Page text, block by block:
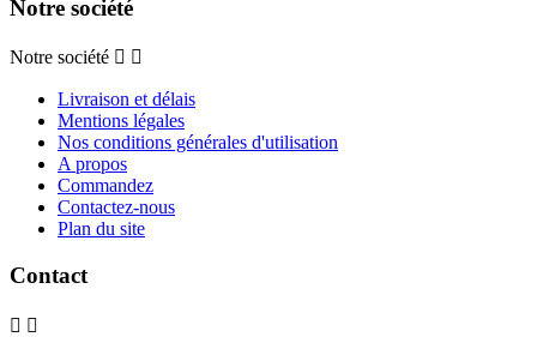
Notre société
Notre société  
Livraison et délais
Mentions légales
Nos conditions générales d'utilisation
A propos
Commandez
Contactez-nous
Plan du site
Contact
 